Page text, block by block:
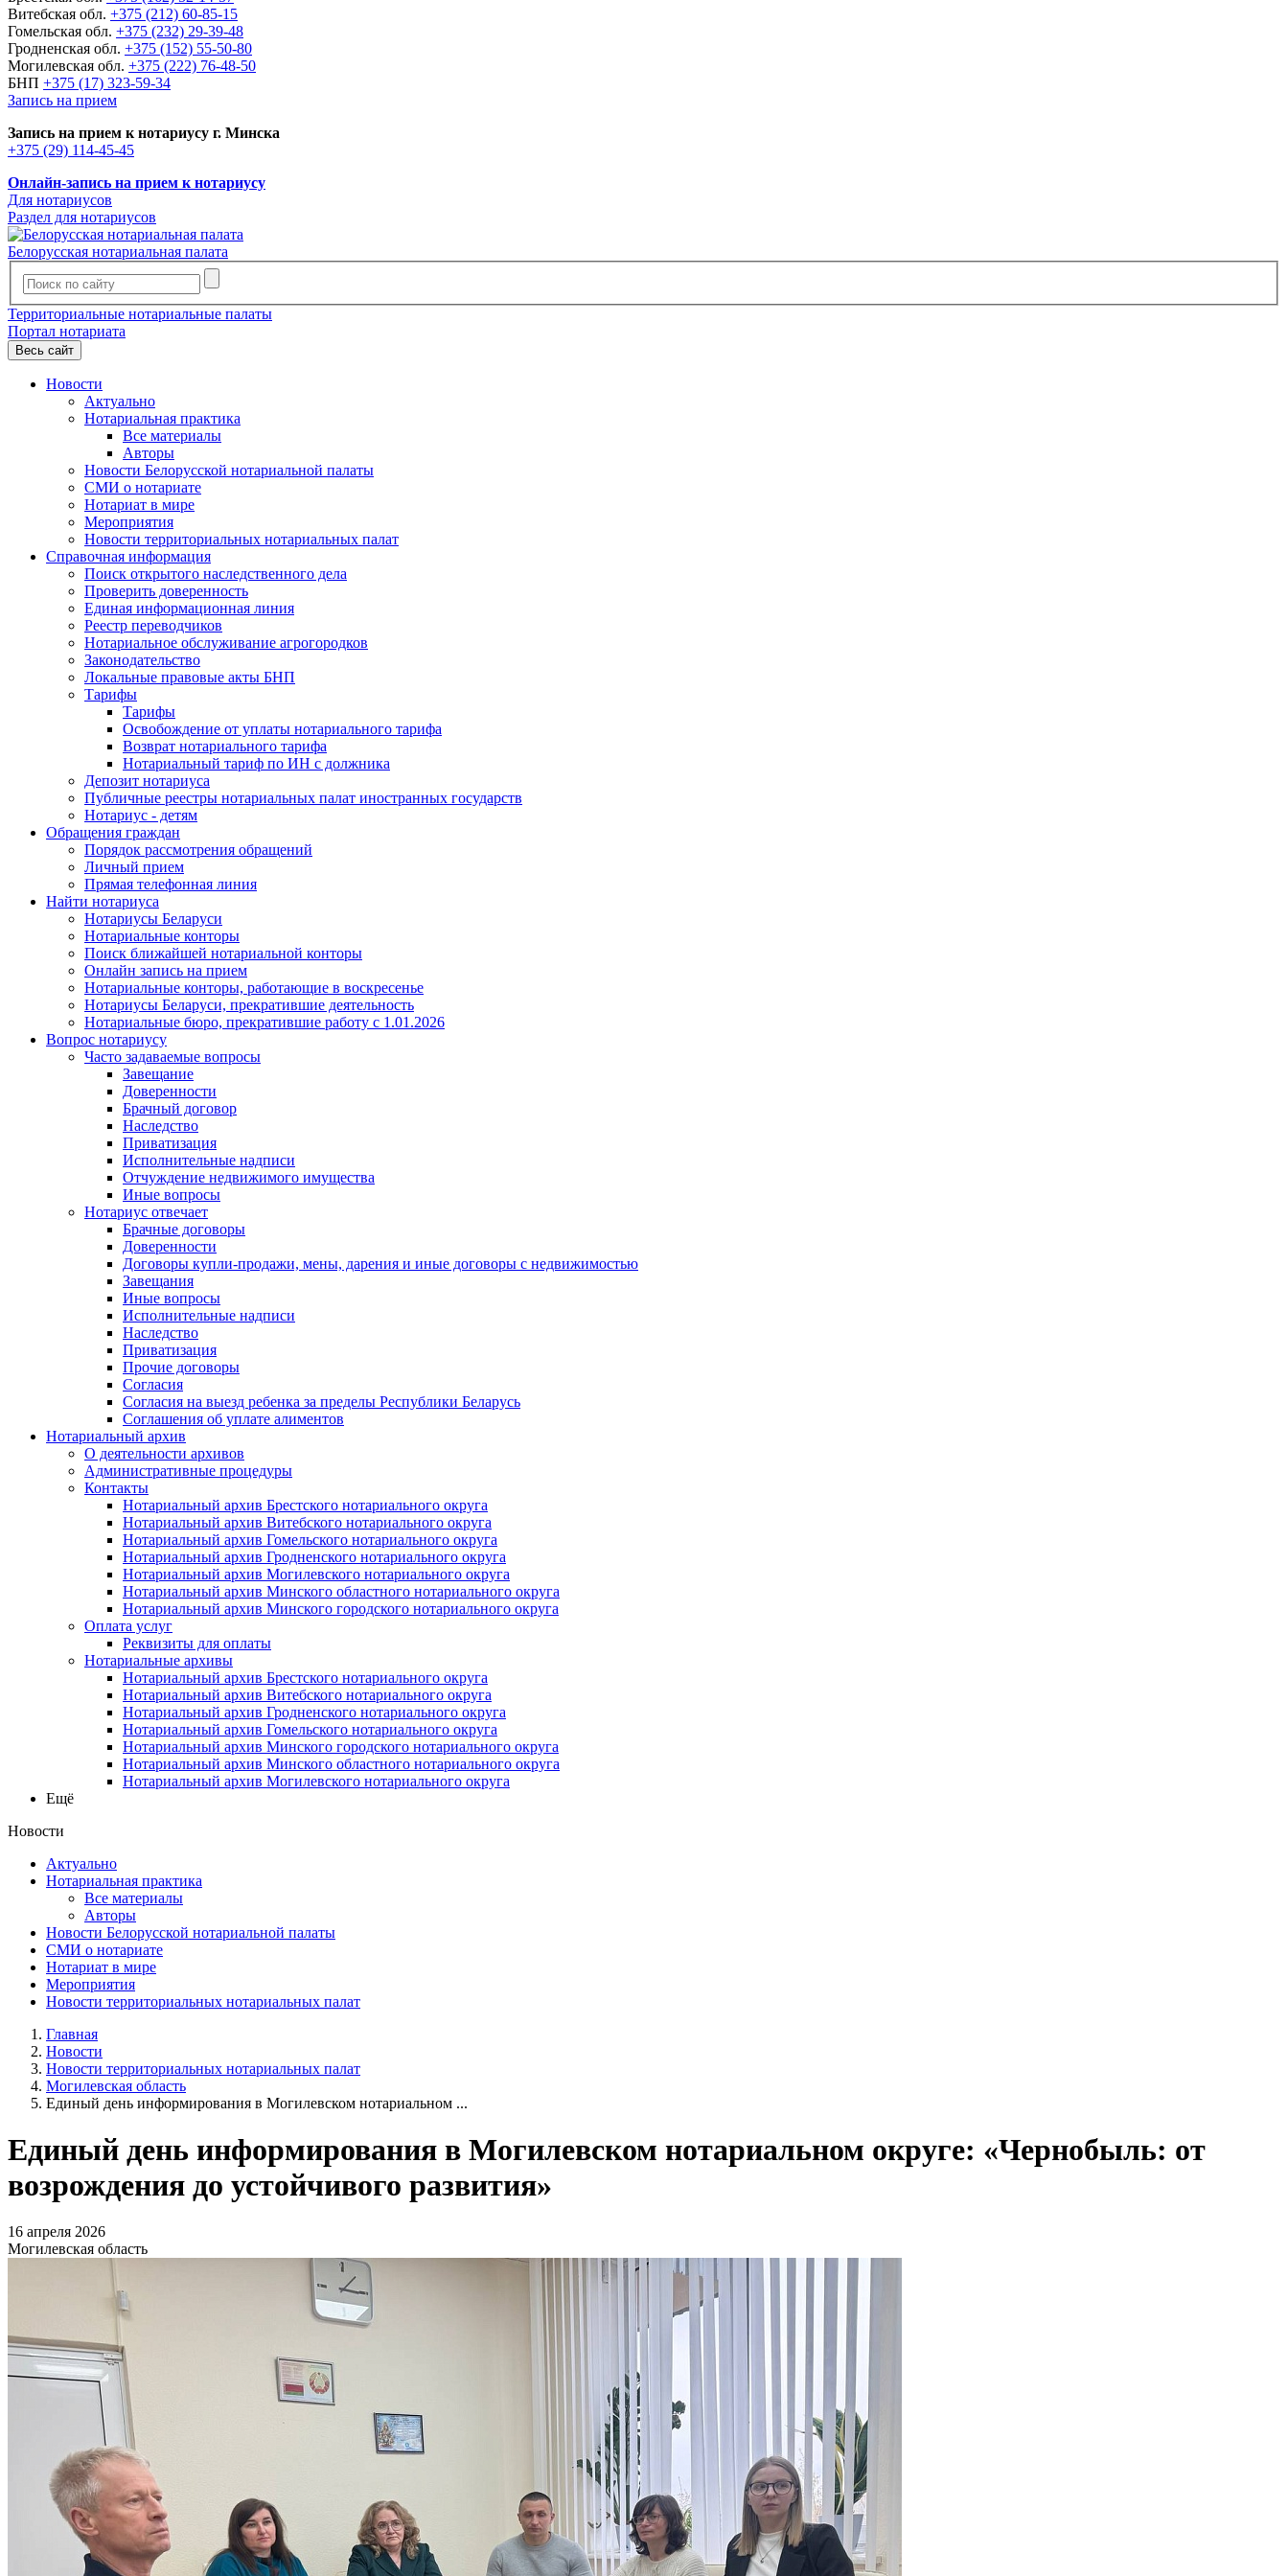
Витебская обл. +375 (212) 60-85-15
Гомельская обл. +375 (232) 29-39-48
Гродненская обл. +375 (152) 55-50-80
Могилевская обл. +375 (222) 76-48-50
БНП +375 (17) 323-59-34
Запись на прием
Запись на прием к нотариусу г. Минска
+375 (29) 114-45-45
Онлайн-запись на прием к нотариусу
Для нотариусов
Раздел для нотариусов
Белорусская нотариальная палата
Территориальные нотариальные палаты
Портал нотариата
Весь сайт
Новости
Актуально
Нотариальная практика
Все материалы
Авторы
Новости Белорусской нотариальной палаты
СМИ о нотариате
Нотариат в мире
Мероприятия
Новости территориальных нотариальных палат
Справочная информация
Поиск открытого наследственного дела
Проверить доверенность
Единая информационная линия
Реестр переводчиков
Нотариальное обслуживание агрогородков
Законодательство
Локальные правовые акты БНП
Тарифы
Тарифы
Освобождение от уплаты нотариального тарифа
Возврат нотариального тарифа
Нотариальный тариф по ИН с должника
Депозит нотариуса
Публичные реестры нотариальных палат иностранных государств
Нотариус - детям
Обращения граждан
Порядок рассмотрения обращений
Личный прием
Прямая телефонная линия
Найти нотариуса
Нотариусы Беларуси
Нотариальные конторы
Поиск ближайшей нотариальной конторы
Онлайн запись на прием
Нотариальные конторы, работающие в воскресенье
Нотариусы Беларуси, прекратившие деятельность
Нотариальные бюро, прекратившие работу с 1.01.2026
Вопрос нотариусу
Часто задаваемые вопросы
Завещание
Доверенности
Брачный договор
Наследство
Приватизация
Исполнительные надписи
Отчуждение недвижимого имущества
Иные вопросы
Нотариус отвечает
Брачные договоры
Доверенности
Договоры купли-продажи, мены, дарения и иные договоры с недвижимостью
Завещания
Иные вопросы
Исполнительные надписи
Наследство
Приватизация
Прочие договоры
Согласия
Согласия на выезд ребенка за пределы Республики Беларусь
Соглашения об уплате алиментов
Нотариальный архив
О деятельности архивов
Административные процедуры
Контакты
Нотариальный архив Брестского нотариального округа
Нотариальный архив Витебского нотариального округа
Нотариальный архив Гомельского нотариального округа
Нотариальный архив Гродненского нотариального округа
Нотариальный архив Могилевского нотариального округа
Нотариальный архив Минского областного нотариального округа
Нотариальный архив Минского городского нотариального округа
Оплата услуг
Реквизиты для оплаты
Нотариальные архивы
Нотариальный архив Брестского нотариального округа
Нотариальный архив Витебского нотариального округа
Нотариальный архив Гродненского нотариального округа
Нотариальный архив Гомельского нотариального округа
Нотариальный архив Минского городского нотариального округа
Нотариальный архив Минского областного нотариального округа
Нотариальный архив Могилевского нотариального округа
Ещё
Новости
Актуально
Нотариальная практика
Все материалы
Авторы
Новости Белорусской нотариальной палаты
СМИ о нотариате
Нотариат в мире
Мероприятия
Новости территориальных нотариальных палат
Главная
Новости
Новости территориальных нотариальных палат
Могилевская область
Единый день информирования в Могилевском нотариальном ...
Единый день информирования в Могилевском нотариальном округе: «Чернобыль: от
возрождения до устойчивого развития»
16 апреля 2026
Могилевская область